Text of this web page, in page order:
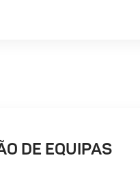
DE EQUIPAS